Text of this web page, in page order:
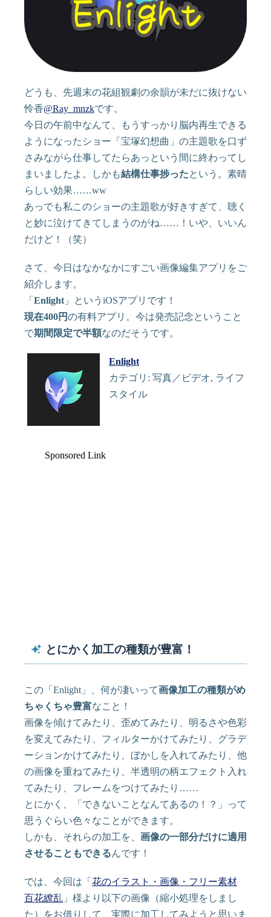
どうも、先週末の花組観劇の余韻が未だに抜けない
怜香@Ray_mnzkです。
今日の午前中なんて、もうすっかり脳内再生できる
ようになったショー「宝塚幻想曲」の主題歌を口ず
さみながら仕事してたらあっという間に終わってし
まいましたよ。しかも結構仕事捗ったという。素晴
らしい効果……ww
あっでも私このショーの主題歌が好きすぎて、聴く
と妙に泣けてきてしまうのがね……！いや、いいん
だけど！（笑）
さて、今日はなかなかにすごい画像編集アプリをご
紹介します。
「 Enlight 」というiOSアプリです！
現在400円の有料アプリ。今は発売記念ということ
で期間限定で半額なのだそうです。
Enlight
カテゴリ: 写真／ビデオ, ライフ
スタイル
Sponsored Link
とにかく加工の種類が豊富！
この「Enlight」、何が凄いって画像加工の種類がめ
ちゃくちゃ豊富なこと！
画像を傾けてみたり、歪めてみたり、明るさや色彩
を変えてみたり、フィルターかけてみたり、グラデ
ーションかけてみたり、ぼかしを入れてみたり、他
の画像を重ねてみたり、半透明の柄エフェクト入れ
てみたり、フレームをつけてみたり……
とにかく、「できないことなんてあるの！？」って
思うぐらい色々なことができます。
しかも、それらの加工を、 画像の一部分だけに適用
させることもできるんです！
では、今回は「 花のイラスト・画像・フリー素材
百花繚乱 」様より以下の画像（縮小処理をしまし
た）をお借りして、実際に加工してみようと思いま